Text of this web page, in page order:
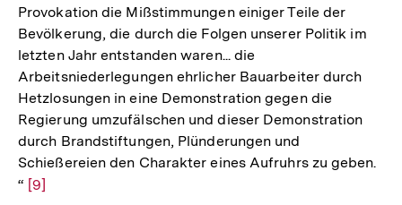
Provokation die Mißstimmungen einiger Teile der
Bevölkerung, die durch die Folgen unserer Politik im
letzten Jahr entstanden waren... die
Arbeitsniederlegungen ehrlicher Bauarbeiter durch
Hetzlosungen in eine Demonstration gegen die
Regierung umzufälschen und dieser Demonstration
durch Brandstiftungen, Plünderungen und
Schießereien den Charakter eines Aufruhrs zu geben.
“ Zur
[9]